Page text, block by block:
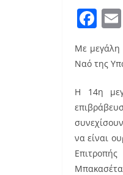
F
a
c
e
b
o
o
k
Με μεγάλη
Ναό της
H 14η
να είναι